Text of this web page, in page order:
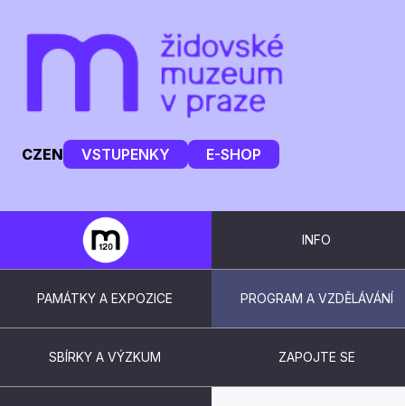
CZEN VSTUPENKY E-SHOP
INFO
PAMÁTKY A EXPOZICE PROGRAM A VZDĚLÁVÁNÍ
SBÍRKY A VÝZKUM ZAPOJTE SE